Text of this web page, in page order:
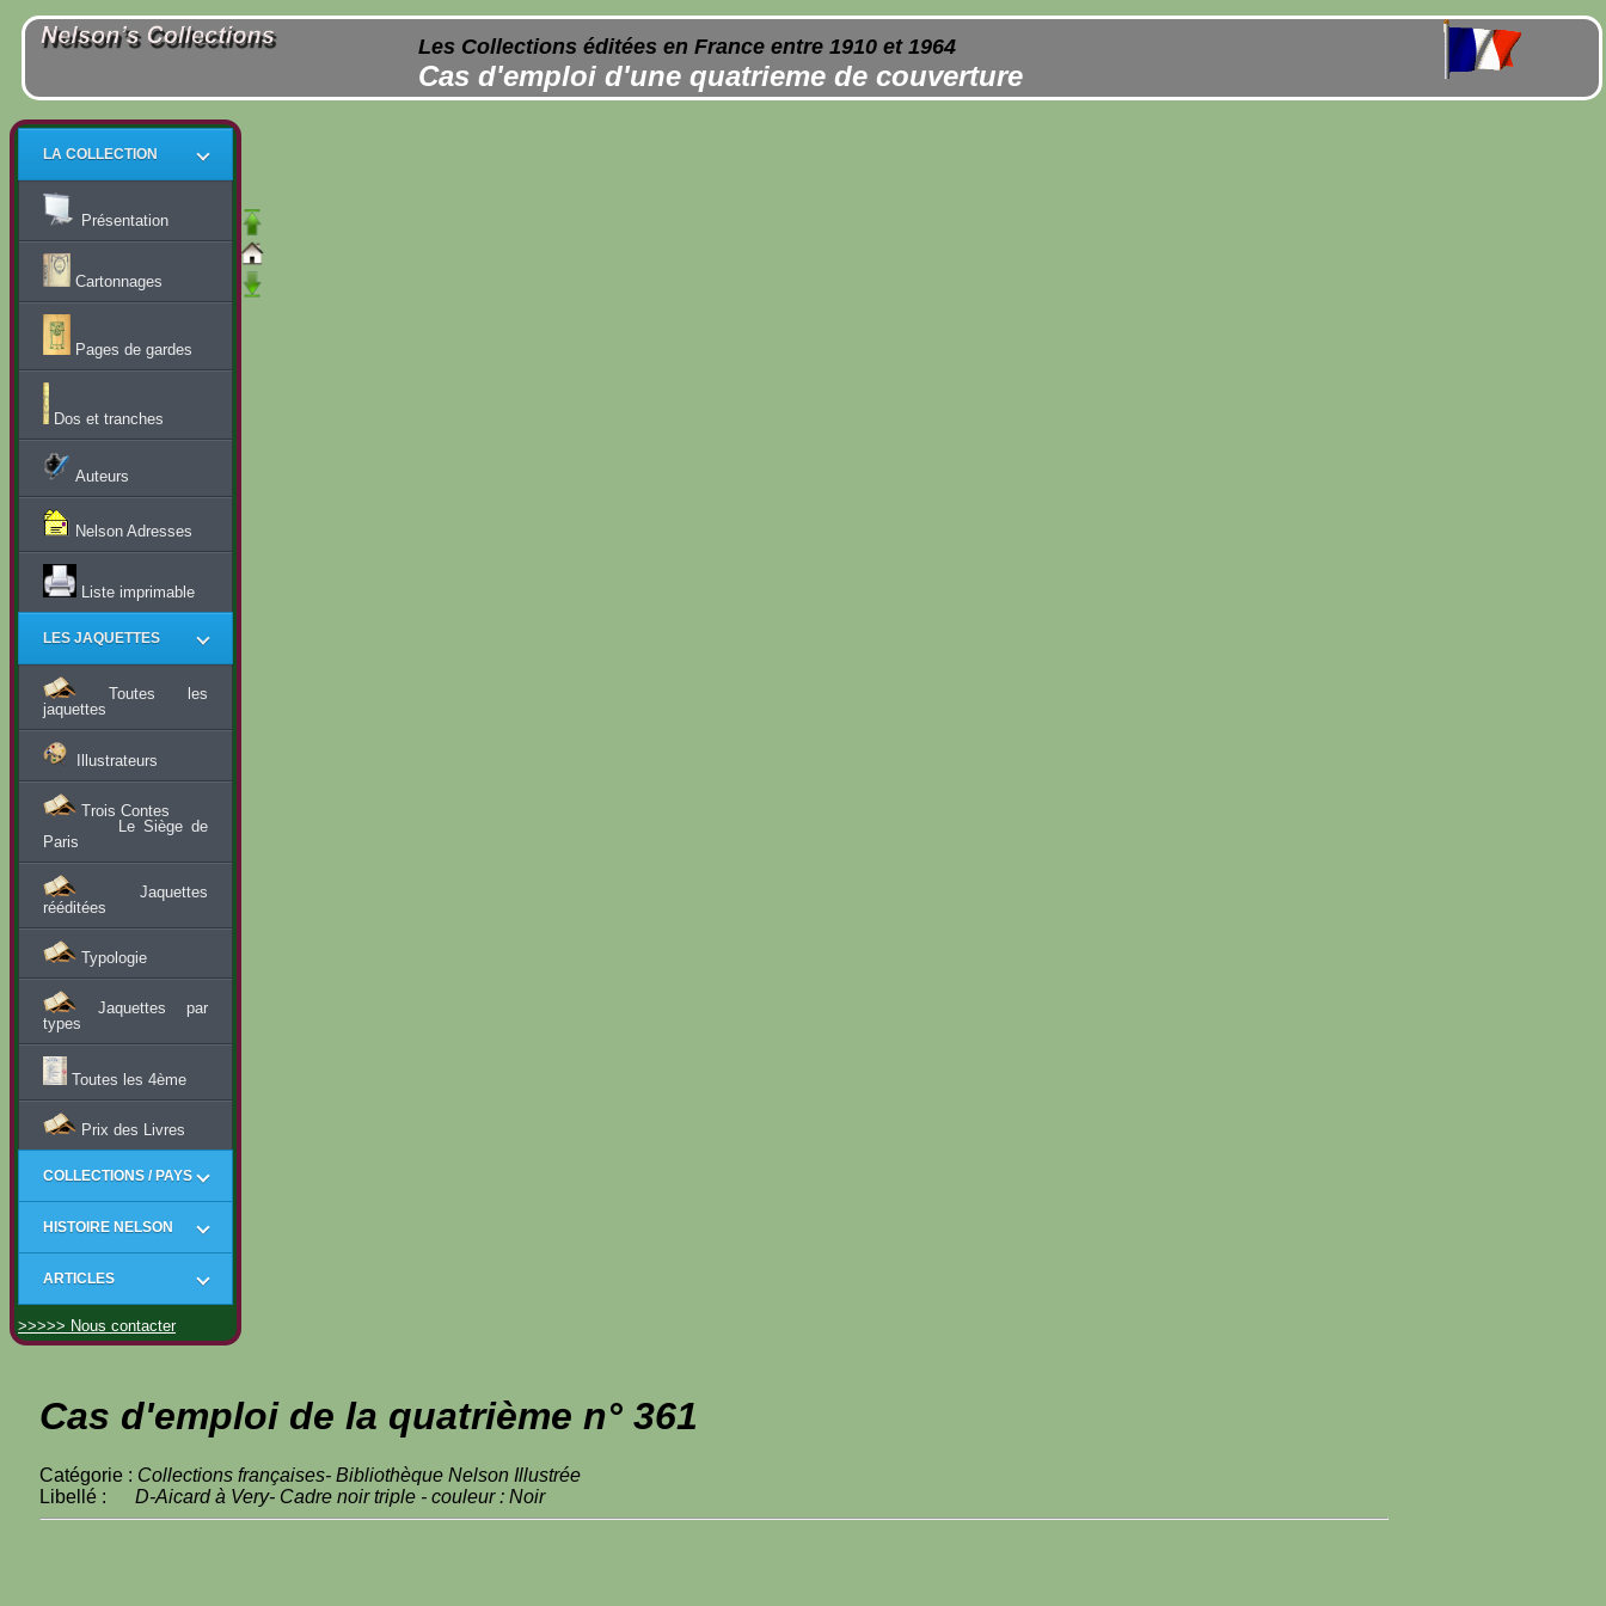
Les Collections éditées en France entre 1910 et 1964
Cas d'emploi d'une quatrieme de couverture
LA COLLECTION
Présentation
Cartonnages
Pages de gardes
Dos et tranches
Auteurs
Nelson Adresses
Liste imprimable
LES JAQUETTES
Toutes les
jaquettes
Illustrateurs
Trois Contes
Le Siège de
Paris
Jaquettes
rééditées
Typologie
Jaquettes par
types
Toutes les 4ème
Prix des Livres
COLLECTIONS / PAYS
HISTOIRE NELSON
ARTICLES
>>>>> Nous contacter
Cas d'emploi de la quatrième n° 361
Catégorie : Collections françaises- Bibliothèque Nelson Illustrée
Libellé : D-Aicard à Very- Cadre noir triple - couleur : Noir